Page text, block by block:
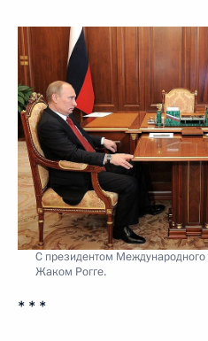
С президентом Международного
Жаком Рогге.
* * *